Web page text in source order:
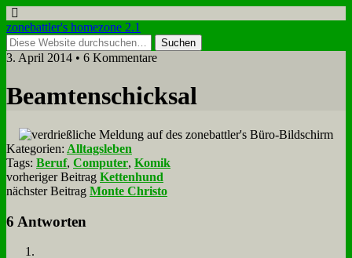
zonebattler's homezone 2.1
3. April 2014 • 6 Kommentare
Be­am­ten­schick­sal
Kategorien: Alltagsleben
Tags: Beruf, Computer, Komik
vorheriger Beitrag Kettenhund
nächster Beitrag Monte Christo
6 Antworten